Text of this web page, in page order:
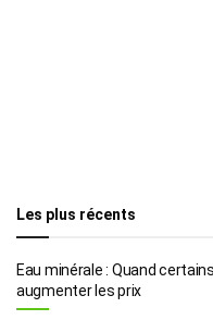
Les plus récents
Eau minérale : Quand
augmenter les prix